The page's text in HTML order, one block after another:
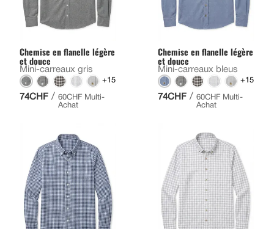
Chemise en flanelle légère
et douce
Mini-carreaux gris
+15
74CHF / 60CHF Multi-
Achat
Chemise en flanelle légère
et douce
Mini-carreaux bleus
+15
74CHF / 60CHF Multi-
Achat